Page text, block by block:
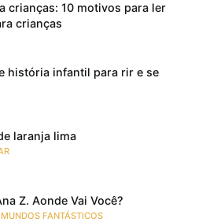
crianças: 10 motivos para ler
crianças
história infantil para rir e se
laranja lima
Z. Aonde Vai Você?
FANTÁSTICOS